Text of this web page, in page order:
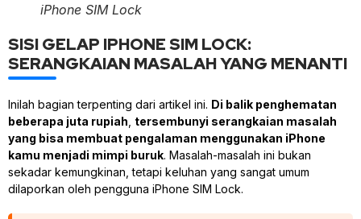
iPhone SIM Lock
SISI GELAP IPHONE SIM LOCK:
SERANGKAIAN MASALAH YANG MENANTI
Inilah bagian terpenting dari artikel ini. Di balik penghematan
beberapa juta rupiah tersembunyi serangkaian masalah
yang bisa membuat pengalaman menggunakan iPhone
kamu menjadi mimpi buruk. Masalah-masalah ini bukan
sekadar kemungkinan, tetapi keluhan yang sangat umum
dilaporkan oleh pengguna iPhone SIM Lock.